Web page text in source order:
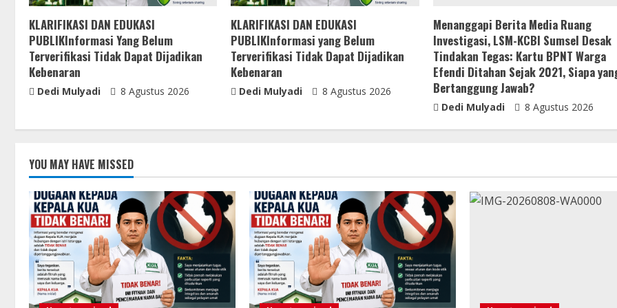
KLARIFIKASI DAN EDUKASI
PUBLIKInformasi Yang Belum
Terverifikasi Tidak Dapat Dijadikan
Kebenaran
Dedi Mulyadi 8 Agustus 2026
KLARIFIKASI DAN EDUKASI
PUBLIKInformasi yang Belum
Terverifikasi Tidak Dapat Dijadikan
Kebenaran
Dedi Mulyadi 8 Agustus 2026
Menanggapi Berita Media Ruang
Investigasi, LSM-KCBI Sumsel Desak
Tindakan Tegas: Kartu BPNT Warga
Efendi Ditahan Sejak 2021, Siapa
Bertanggung Jawab?
Dedi Mulyadi 8 Agustus 2026
YOU MAY HAVE MISSED